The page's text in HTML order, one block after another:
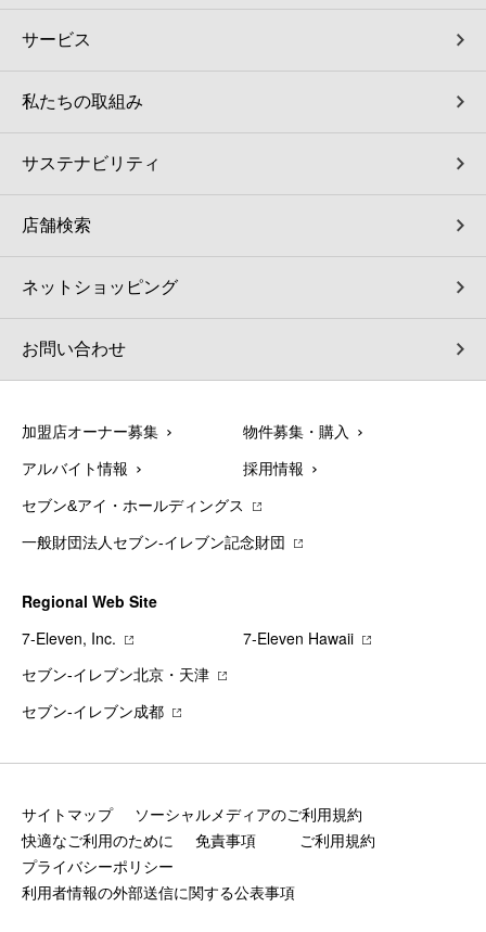
サービス
私たちの取組み
サステナビリティ
店舗検索
ネットショッピング
お問い合わせ
加盟店オーナー募集 物件募集・購入
アルバイト情報 採用情報
セブン&アイ・ホールディングス
一般財団法人セブン-イレブン記念財団
Regional Web Site
7‐Eleven, Inc.
7‐Eleven Hawaii
セブン‐イレブン北京・天津
セブン‐イレブン成都
サイトマップ
ソーシャルメディアのご利用規約
快適なご利用のために
免責事項
ご利用規約
プライバシーポリシー
利用者情報の外部送信に関する公表事項